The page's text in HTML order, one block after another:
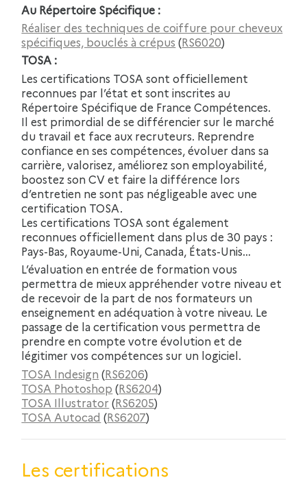
Au Répertoire Spécifique :
Réaliser des techniques de coiffure pour cheveux
spécifiques, bouclés à crépus (RS6020)
TOSA :
Les certifications TOSA sont officiellement
reconnues par l’état et sont inscrites au
Répertoire Spécifique de France Compétences.
Il est primordial de se différencier sur le marché
du travail et face aux recruteurs. Reprendre
confiance en ses compétences, évoluer dans sa
carrière, valorisez, améliorez son employabilité,
boostez son CV et faire la différence lors
d’entretien ne sont pas négligeable avec une
certification TOSA.
Les certifications TOSA sont également
reconnues officiellement dans plus de 30 pays :
Pays-Bas, Royaume-Uni, Canada, États-Unis…
L’évaluation en entrée de formation vous
permettra de mieux appréhender votre niveau et
de recevoir de la part de nos formateurs un
enseignement en adéquation à votre niveau. Le
passage de la certification vous permettra de
prendre en compte votre évolution et de
légitimer vos compétences sur un logiciel.
TOSA Indesign (RS6206)
TOSA Photoshop (RS6204)
TOSA Illustrator (RS6205)
TOSA Autocad (RS6207)
Les certifications